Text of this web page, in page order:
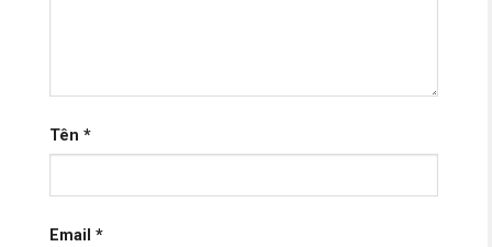
Tên *
Email *